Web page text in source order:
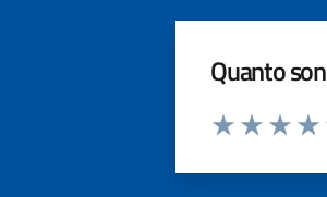
Quanto
Valuta da 1 a 5